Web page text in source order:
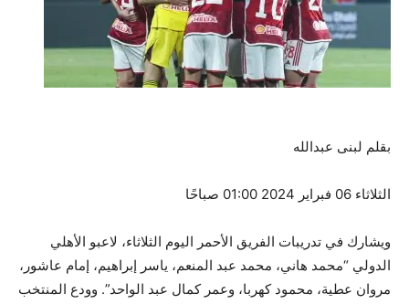
بقلم لبنى عبدالله
الثلاثاء 06 فبراير 2024 01:00 صباحًا
ويشارك في تدريبات الفريق الأحمر اليوم الثلاثاء، لاعبو الأهلي
الدولي “محمد هاني، محمد عبد المنعم، ياسر إبراهيم، إمام عاشور،
مروان عطية، محمود كهربا، وعمر كمال عبد الواحد”. وودع المنتخب